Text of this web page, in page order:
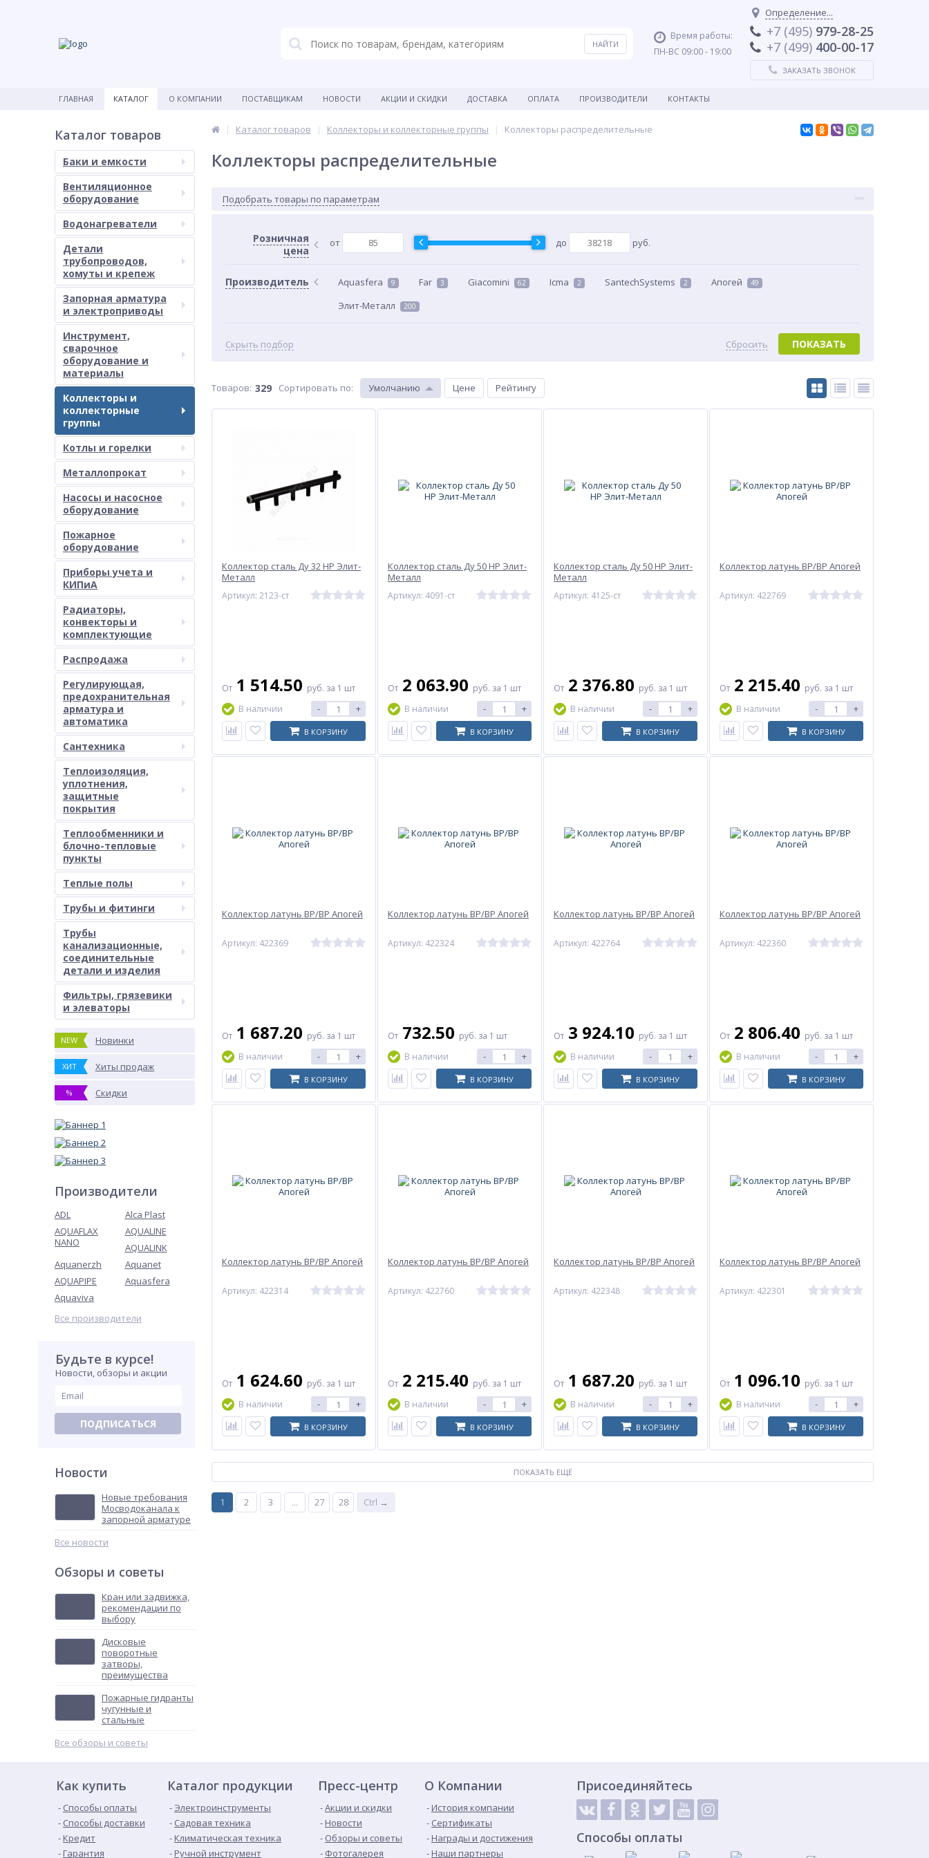
Время работы:
ПН-ВС 09:00 - 19:00
Определение...
+7 (495) 979-28-25
+7 (499) 400-00-17
ЗАКАЗАТЬ ЗВОНОК
ГЛАВНАЯ КАТАЛОГ О КОМПАНИИ ПОСТАВЩИКАМ НОВОСТИ АКЦИИ И СКИДКИ ДОСТАВКА ОПЛАТА ПРОИЗВОДИТЕЛИ КОНТАКТЫ
Каталог товаров
Баки и емкости
Вентиляционное
оборудование
Водонагреватели
Детали
трубопроводов,
хомуты и крепеж
Запорная арматура
и электроприводы
Инструмент,
сварочное
оборудование и
материалы
Коллекторы и
коллекторные
группы
Котлы и горелки
Металлопрокат
Насосы и насосное
оборудование
Пожарное
оборудование
Приборы учета и
КИПиА
Радиаторы,
конвекторы и
комплектующие
Распродажа
Регулирующая,
предохранительная
арматура и
автоматика
Сантехника
Теплоизоляция,
уплотнения,
защитные
покрытия
Теплообменники и
блочно-тепловые
пункты
Теплые полы
Трубы и фитинги
Трубы
канализационные,
соединительные
детали и изделия
Фильтры, грязевики
и элеваторы
NEW Новинки
ХИТ Хиты продаж
% Скидки
Производители
ADL
Alca Plast
AQUAFLAX
NANO
AQUALINE
AQUALINK
Aquanerzh
Aquanet
AQUAPIPE
Aquasfera
Aquaviva
Все производители
Будьте в курсе!
Новости, обзоры и акции
ПОДПИСАТЬСЯ
Новости
Новые требования
Мосводоканала к
запорной арматуре
Все новости
Обзоры и советы
Кран или задвижка,
рекомендации по
выбору
Дисковые
поворотные
затворы,
преимущества
Пожарные гидранты
чугунные и
стальные
Все обзоры и советы
Каталог товаров Коллекторы и коллекторные группы Коллекторы распределительные
Коллекторы распределительные
Подобрать товары по параметрам
Розничная
цена
от до руб.
Производитель Aquasfera 9 Far 3 Giacomini 62 Icma 2 SantechSystems 2 Апогей 49
Элит-Металл 200
Скрыть подбор ПОКАЗАТЬ
Сбросить
Товаров: 329 Сортировать по: Умолчанию Цене Рейтингу
Коллектор сталь Ду 32 НР Элит-
Металл
Артикул: 2123-ст
От 1 514.50 руб. за 1 шт
В наличии
- +
В КОРЗИНУ
Коллектор сталь Ду 50 НР Элит-
Металл
Артикул: 4091-ст
От 2 063.90 руб. за 1 шт
В наличии
- +
В КОРЗИНУ
Коллектор сталь Ду 50 НР Элит-
Металл
Артикул: 4125-ст
От 2 376.80 руб. за 1 шт
В наличии
- +
В КОРЗИНУ
Коллектор латунь ВР/ВР Апогей
Артикул: 422769
От 2 215.40 руб. за 1 шт
В наличии
- +
В КОРЗИНУ
Коллектор латунь ВР/ВР Апогей
Артикул: 422369
От 1 687.20 руб. за 1 шт
В наличии
- +
В КОРЗИНУ
Коллектор латунь ВР/ВР Апогей
Артикул: 422324
От 732.50 руб. за 1 шт
В наличии
- +
В КОРЗИНУ
Коллектор латунь ВР/ВР Апогей
Артикул: 422764
От 3 924.10 руб. за 1 шт
В наличии
- +
В КОРЗИНУ
Коллектор латунь ВР/ВР Апогей
Артикул: 422360
От 2 806.40 руб. за 1 шт
В наличии
- +
В КОРЗИНУ
Коллектор латунь ВР/ВР Апогей
Артикул: 422314
От 1 624.60 руб. за 1 шт
В наличии
- +
В КОРЗИНУ
Коллектор латунь ВР/ВР Апогей
Артикул: 422760
От 2 215.40 руб. за 1 шт
В наличии
- +
В КОРЗИНУ
Коллектор латунь ВР/ВР Апогей
Артикул: 422348
От 1 687.20 руб. за 1 шт
В наличии
- +
В КОРЗИНУ
Коллектор латунь ВР/ВР Апогей
Артикул: 422301
От 1 096.10 руб. за 1 шт
В наличии
- +
В КОРЗИНУ
ПОКАЗАТЬ ЕЩЁ
1 2 3 ... 27 28 Ctrl →
Как купить
Способы оплаты
Способы доставки
Кредит
Гарантия
Каталог продукции
Электроинструменты
Садовая техника
Климатическая техника
Ручной инструмент
Пресс-центр
Акции и скидки
Новости
Обзоры и советы
Фотогалерея
О Компании
История компании
Сертификаты
Награды и достижения
Наши партнеры
Присоединяйтесь
Способы оплаты